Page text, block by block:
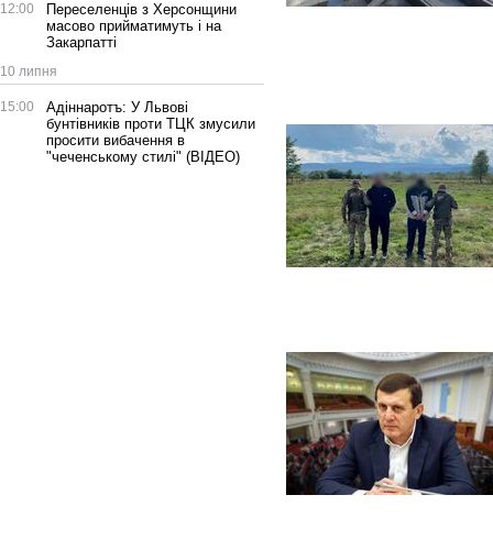
12:00
Переселенців з Херсонщини
масово прийматимуть і на
Закарпатті
10 липня
15:00
Адіннаротъ: У Львові
бунтівників проти ТЦК змусили
просити вибачення в
"чеченському стилі" (ВІДЕО)